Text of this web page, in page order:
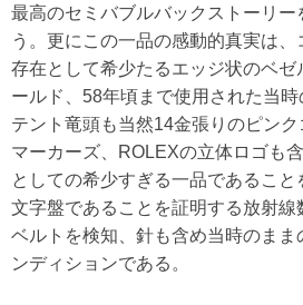
最高のセミバブルバックストーリー
う。更にこの一品の感動的真実は
存在として希少たるエッジ状のベ
ールド、58年頃まで使用された当
テント竜頭も当然14金張りのピン
マーカーズ、ROLEXの立体ロゴも
としての希少すぎる一品であるこ
文字盤であることを証明する放射線
ベルトを検知、針も含め当時のまま
ンディションである。